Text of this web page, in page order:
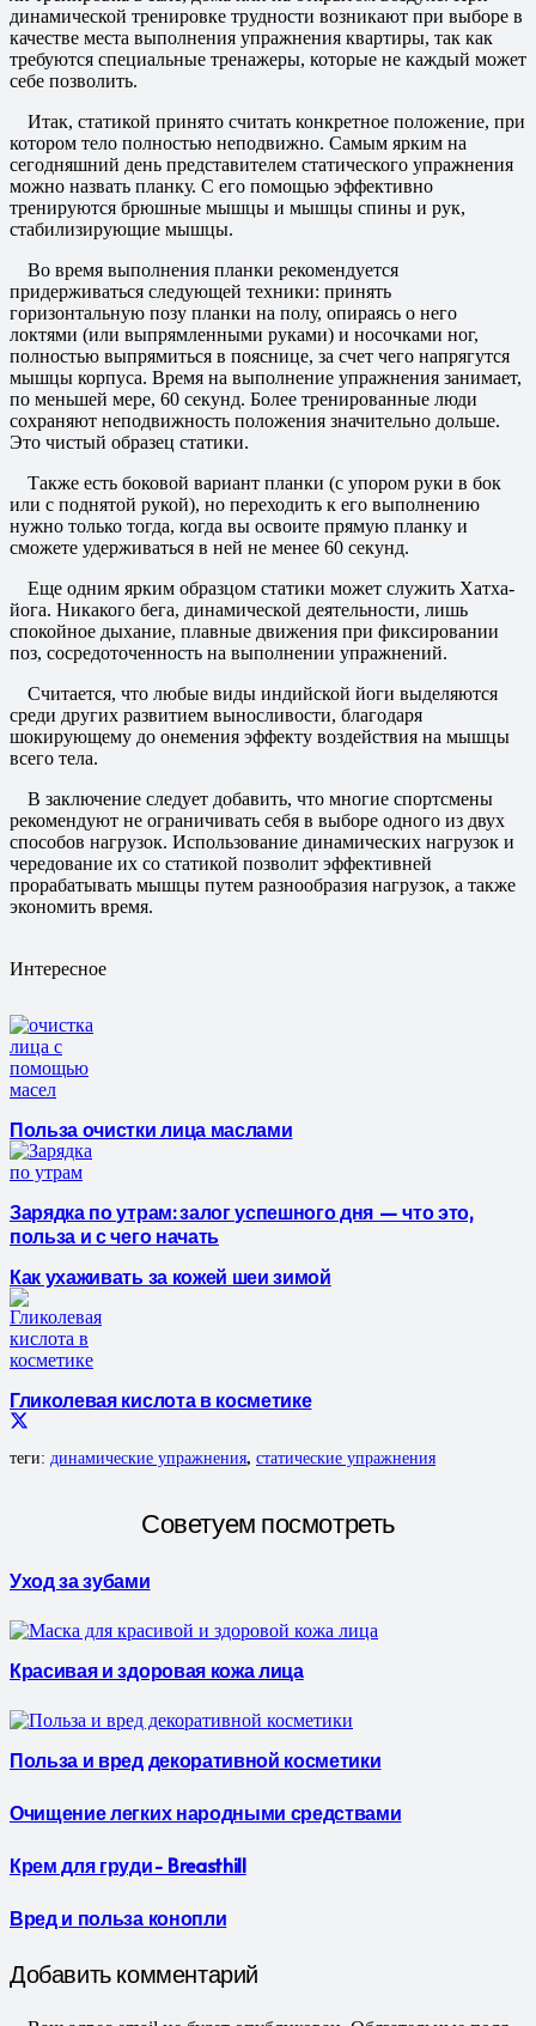
динамической тренировке трудности возникают при выборе в
качестве места выполнения упражнения квартиры, так как
требуются специальные тренажеры, которые не каждый может
себе позволить.
Итак, статикой принято считать конкретное положение, при
котором тело полностью неподвижно. Самым ярким на
сегодняшний день представителем статического упражнения
можно назвать планку. С его помощью эффективно
тренируются брюшные мышцы и мышцы спины и рук,
стабилизирующие мышцы.
Во время выполнения планки рекомендуется
придерживаться следующей техники: принять
горизонтальную позу планки на полу, опираясь о него
локтями (или выпрямленными руками) и носочками ног,
полностью выпрямиться в пояснице, за счет чего напрягутся
мышцы корпуса. Время на выполнение упражнения занимает,
по меньшей мере, 60 секунд. Более тренированные люди
сохраняют неподвижность положения значительно дольше.
Это чистый образец статики.
Также есть боковой вариант планки (с упором руки в бок
или с поднятой рукой), но переходить к его выполнению
нужно только тогда, когда вы освоите прямую планку и
сможете удерживаться в ней не менее 60 секунд.
Еще одним ярким образцом статики может служить Хатха-
йога. Никакого бега, динамической деятельности, лишь
спокойное дыхание, плавные движения при фиксировании
поз, сосредоточенность на выполнении упражнений.
Считается, что любые виды индийской йоги выделяются
среди других развитием выносливости, благодаря
шокирующему до онемения эффекту воздействия на мышцы
всего тела.
В заключение следует добавить, что многие спортсмены
рекомендуют не ограничивать себя в выборе одного из двух
способов нагрузок. Использование динамических нагрузок и
чередование их со статикой позволит эффективней
прорабатывать мышцы путем разнообразия нагрузок, а также
экономить время.
Интересное
Польза очистки лица маслами
Зарядка по утрам: залог успешного дня — что это,
польза и с чего начать
Как ухаживать за кожей шеи зимой
Гликолевая кислота в косметике
теги: динамические упражнения, статические упражнения
Советуем посмотреть
Уход за зубами
Красивая и здоровая кожа лица
Польза и вред декоративной косметики
Очищение легких народными средствами
Крем для груди- Breasthill
Вред и польза конопли
Добавить комментарий